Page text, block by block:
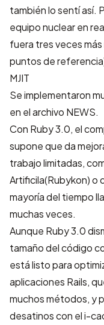
también lo sentí así.
equipo nuclear en
fuera tres veces
puntos de
MJIT
Se implementaron
en el archivo NEWS.
Con Ruby 3.0, el
supone que da
trabajo limitadas,
Artificila(Rubykon) o
mayoría del tiempo
muchas veces.
Aunque Ruby 3.0
tamaño del código
está listo para
aplicaciones Rails,
muchos métodos, y
desatinos con el i-